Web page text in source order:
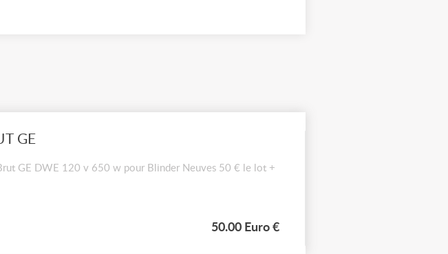
GE
GE DWE 120 v 650 w pour Blinder Neuves 50 € le lot +
50.00 Euro €